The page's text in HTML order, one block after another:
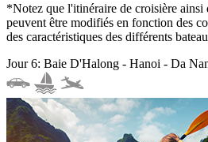
*Notez que l'itinéraire de croisière ainsi
peuvent être modifiés en fonction des
des caractéristiques des différents
Jour 6: Baie D'Halong - Hanoi - Da